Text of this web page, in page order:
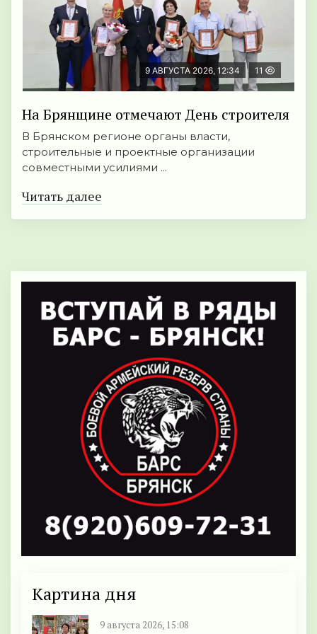
9 АВГУСТА 2026, 12:34 11
На Брянщине отмечают День строителя
В Брянском регионе органы власти,
строительные и проектные организации
совместными усилиями ...
Читать далее
Картина дня
9 августа 2026, 15:08